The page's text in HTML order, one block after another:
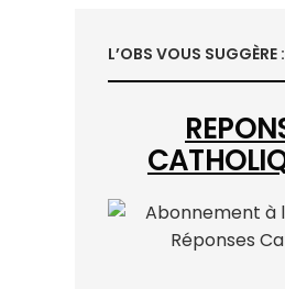
L’OBS VOUS SUGGÈRE :